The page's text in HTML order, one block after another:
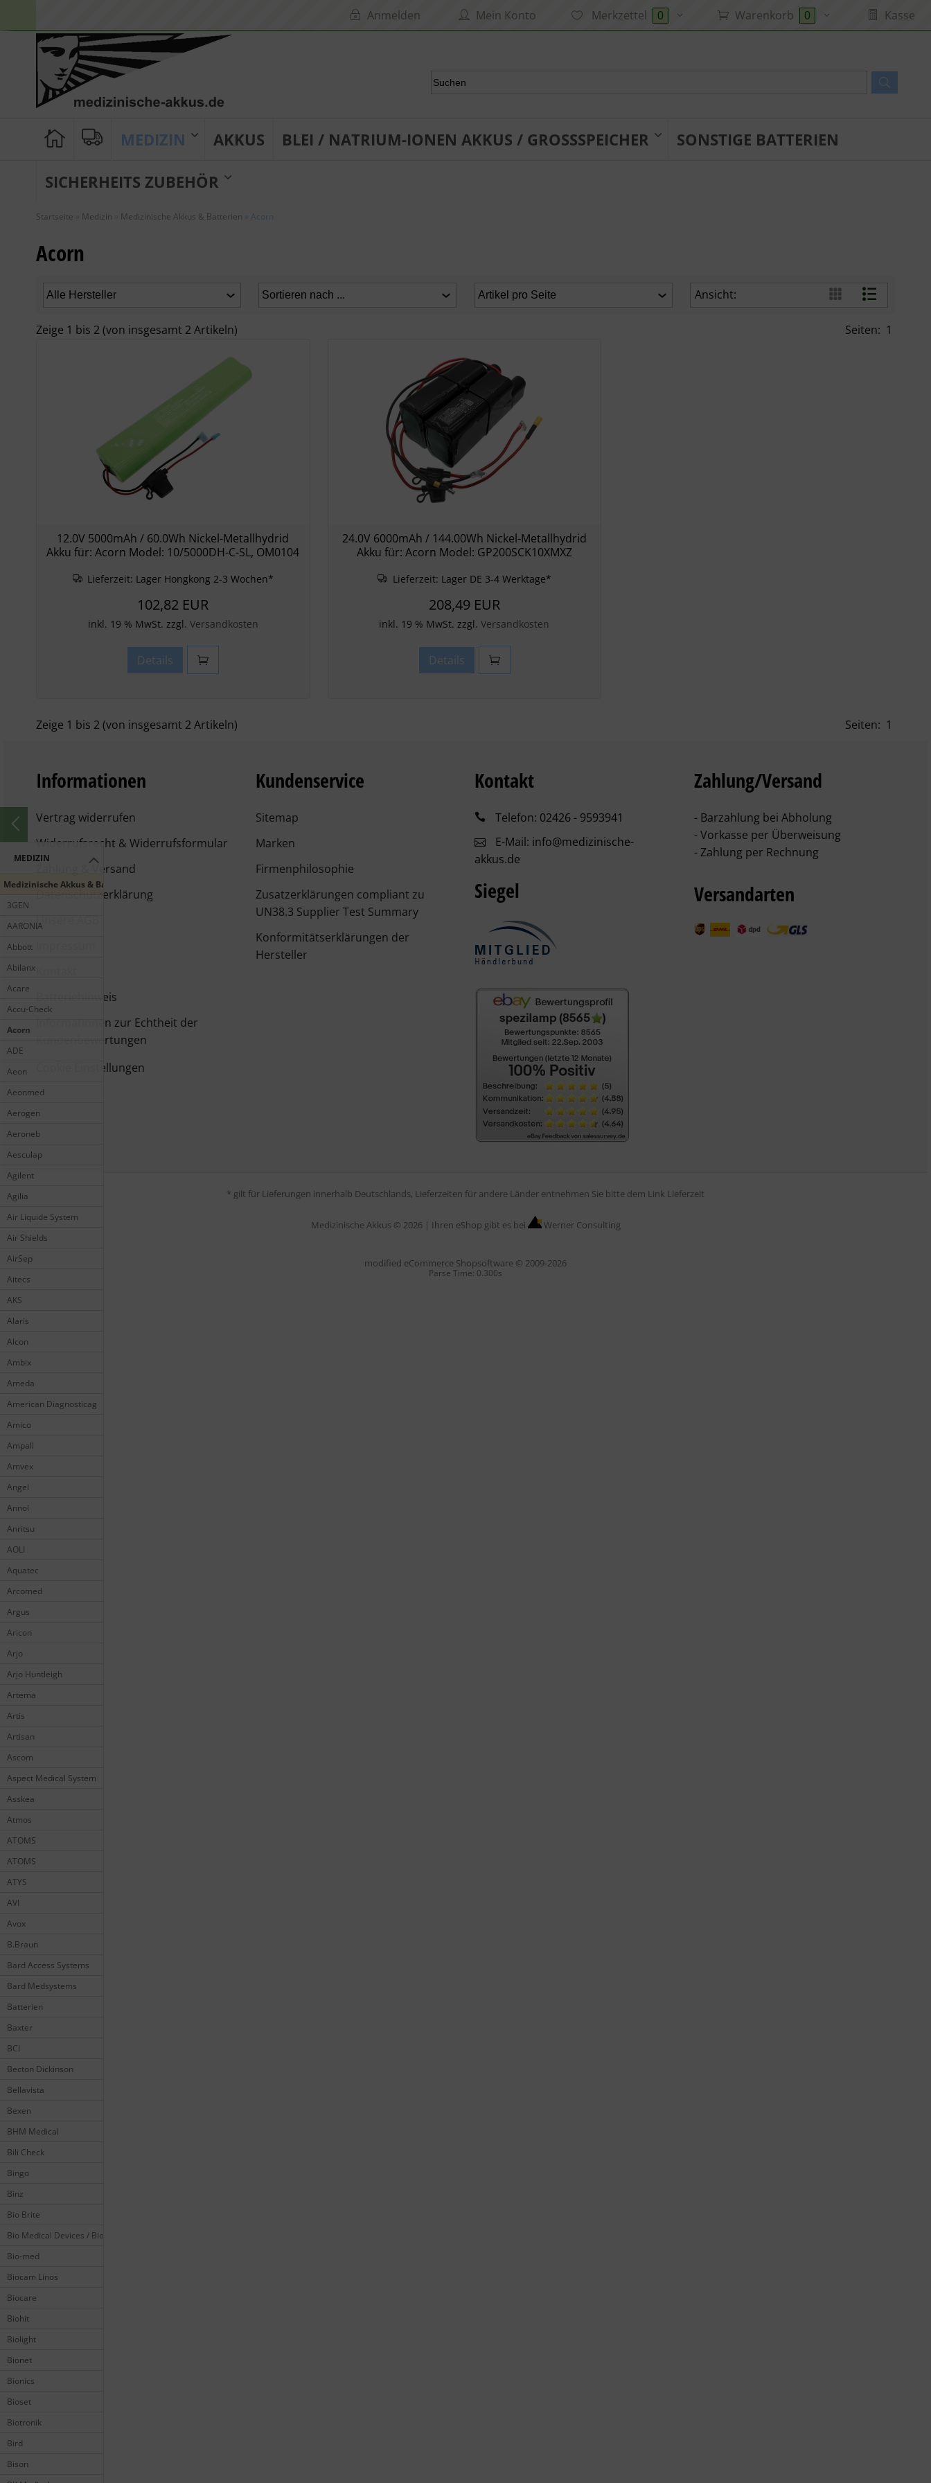
Anmelden Mein Konto Merkzettel 0 Warenkorb 0 Kasse
MEDIZIN AKKUS BLEI / NATRIUM-IONEN AKKUS / GROSSSPEICHER SONSTIGE BATTERIEN
SICHERHEITS ZUBEHÖR
MEDIZIN
Medizinische Akkus & Batterien
3GEN
AARONIA
Abbott
Abilanx
Acare
Accu-Check
Acorn
ADE
Aeon
Aeonmed
Aerogen
Aeroneb
Aesculap
Agilent
Agilia
Air Liquide System
Air Shields
AirSep
Aitecs
AKS
Alaris
Alcon
Ambix
Ameda
American Diagnosticag
Amico
Ampall
Amvex
Angel
Annol
Anritsu
AOLI
Aquatec
Arcomed
Argus
Aricon
Arjo
Arjo Huntleigh
Artema
Artis
Artisan
Ascom
Aspect Medical System
Asskea
Atmos
ATOMS
ATOMS
ATYS
AVI
Avox
B.Braun
Bard Access Systems
Bard Medsystems
Batterien
Baxter
BCI
Becton Dickinson
Bellavista
Bexen
BHM Medical
Bili Check
Bingo
Binz
Bio Brite
Bio Medical Devices / Biomedical
Bio-med
Biocam Linos
Biocare
Biohit
Biolight
Bionet
Bionics
Bioset
Biotronik
Bird
Bison
Startseite » Medizin » Medizinische Akkus & Batterien » Acorn
Acorn
Ansicht:
Zeige 1 bis 2 (von insgesamt 2 Artikeln) Seiten: 1
12.0V 5000mAh / 60.0Wh Nickel-Metallhydrid
Akku für: Acorn Model: 10/5000DH-C-SL, OM0104
Lieferzeit: Lager Hongkong 2-3 Wochen*
102,82 EUR
inkl. 19 % MwSt. zzgl. Versandkosten
Details
24.0V 6000mAh / 144.00Wh Nickel-Metallhydrid
Akku für: Acorn Model: GP200SCK10XMXZ
Lieferzeit: Lager DE 3-4 Werktage*
208,49 EUR
inkl. 19 % MwSt. zzgl.Versandkosten
Details
Zeige 1 bis 2 (von insgesamt 2 Artikeln) Seiten: 1
Informationen
Vertrag widerrufen
Widerrufsrecht & Widerrufsformular
Zahlung & Versand
Datenschutzerklärung
Unsere AGB
Batteriehinweis
Informationen zur Echtheit der
Kundenbewertungen
Cookie Einstellungen
Kundenservice
Sitemap
Marken
Firmenphilosophie
Zusatzerklärungen compliant zu
UN38.3 Supplier Test Summary
Konformitätserklärungen der
Hersteller
Kontakt
Telefon: 02426 - 9593941
E-Mail: info@medizinische-
akkus.de
Siegel
Zahlung/Versand
- Barzahlung bei Abholung
- Vorkasse per Überweisung
- Zahlung per Rechnung
Versandarten
* gilt für Lieferungen innerhalb Deutschlands, Lieferzeiten für andere Länder entnehmen Sie bitte dem Link Lieferzeit
Medizinische Akkus © 2026 | Ihren eShop gibt es bei Werner Consulting
modified eCommerce Shopsoftware © 2009-2026
Parse Time: 0.300s